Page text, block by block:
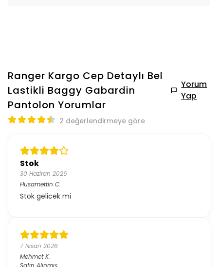
Ranger Kargo Cep Detaylı Bel
Lastikli Baggy Gabardin
Pantolon Yorumlar
Yorum
Yap
2 değerlendirmeye göre
Stok
30 Haziran 2026
Husamettin C.
Stok gelicek mi
7 Nisan 2026
Mehmet K.
Satın Alınmış